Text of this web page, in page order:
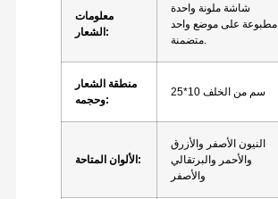
معلومات
الشعار:
شاشة ملونة واحدة
مطبوعة على موضع واحد
متضمنة.
منطقة الشعار
وحجمه:
25*10 سم من الخلف
الألوان المتاحة:
النيون الأصفر والأزرق
والأحمر والبرتقالي
والأصفر